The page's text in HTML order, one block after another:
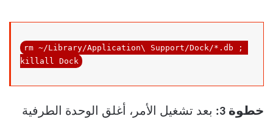
rm ~/Library/Application\ Support/Dock/*.db ;
killall Dock
خطوة 3: بعد تشغيل الأمر، أغلق الوحدة الطرفية